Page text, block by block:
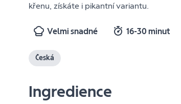
křenu, získáte i pikantní variantu.
Velmi snadné 16-30 minut
Česká
Ingredience